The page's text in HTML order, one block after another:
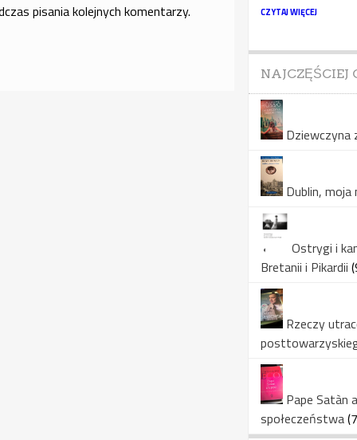
pisania kolejnych komentarzy. CZYTAJ WIĘCEJ
Dziewczyna
Dublin, moja
Ostrygi i
Bretanii i Pikardii
Rzeczy
Pape Satàn
społeczeństwa